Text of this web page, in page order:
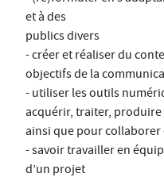
et à des
publics divers
- créer et réaliser du
objectifs de la
- utiliser les outils
acquérir, traiter,
ainsi que pour
- savoir travailler en
d’un projet